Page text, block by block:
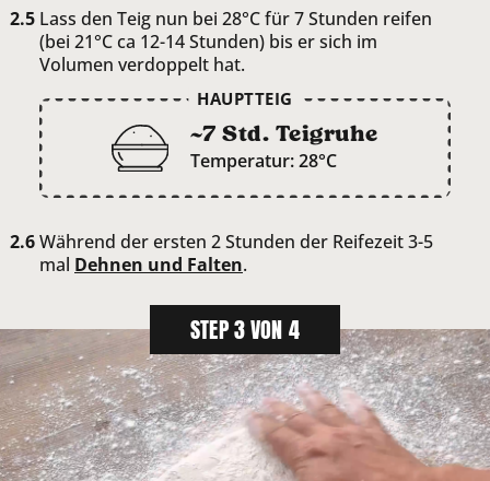
Lass den Teig nun bei 28°C für 7 Stunden reifen
(bei 21°C ca 12-14 Stunden) bis er sich im
Volumen verdoppelt hat.
HAUPTTEIG
~7 Std. Teigruhe
Temperatur: 28°C
Während der ersten 2 Stunden der Reifezeit 3-5
mal Dehnen und Falten.
STEP 3 VON 4